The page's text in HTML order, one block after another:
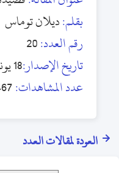
بقلم:ديلان توماس
رقم العدد:20
تاريخ الإصدار:18 يونيو 1985
عدد المشاهدات:
العودة لمقالات العدد